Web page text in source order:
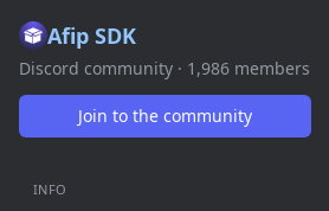
Afip SDK
Discord community · 1,986 members
Join to the community
INFO